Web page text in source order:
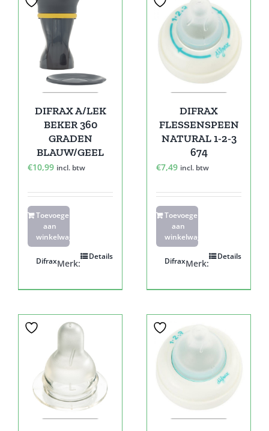
DIFRAX A/LEK
BEKER 360
GRADEN
BLAUW/GEEL
€10,99 incl. btw
Toevoegen
aan
winkelwagen
Details
Merk:
Difrax
DIFRAX
FLESSENSPEEN
NATURAL 1-2-3
674
€7,49 incl. btw
Toevoegen
aan
winkelwagen
Details
Merk:
Difrax